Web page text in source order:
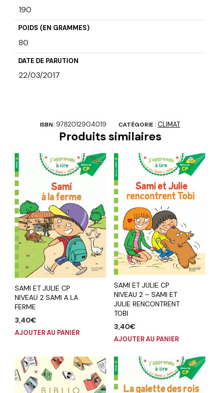
190
POIDS (EN GRAMMES)
80
DATE DE PARUTION
22/03/2017
ISBN: 9782012904019 CATÉGORIE :CLIMAT
Produits similaires
SAMI ET JULIE CP
NIVEAU 2 SAMI A LA
FERME
3,40€
AJOUTER AU PANIER
SAMI ET JULIE CP
NIVEAU 2 – SAMI ET
JULIE RENCONTRENT
TOBI
3,40€
AJOUTER AU PANIER